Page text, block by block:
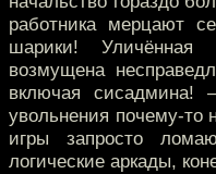
работника мерцают
шарики!
возмущена
включая
увольнения почему-то
игры запросто
логические аркады,